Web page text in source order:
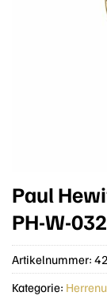
Paul
PH-W-
Artikelnummer:
Kategorie: